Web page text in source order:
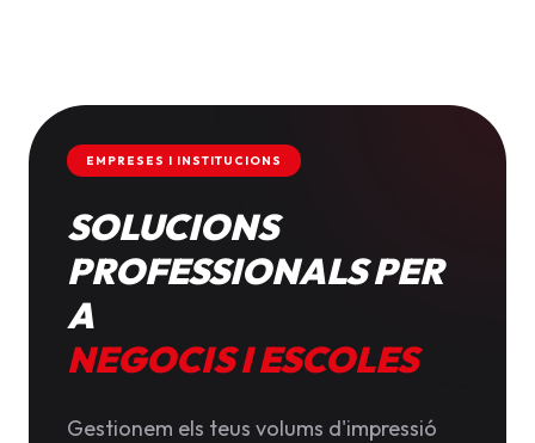
EMPRESES I INSTITUCIONS
SOLUCIONS
PROFESSIONALS PER
A
NEGOCIS I ESCOLES
Gestionem els teus volums d'impressió